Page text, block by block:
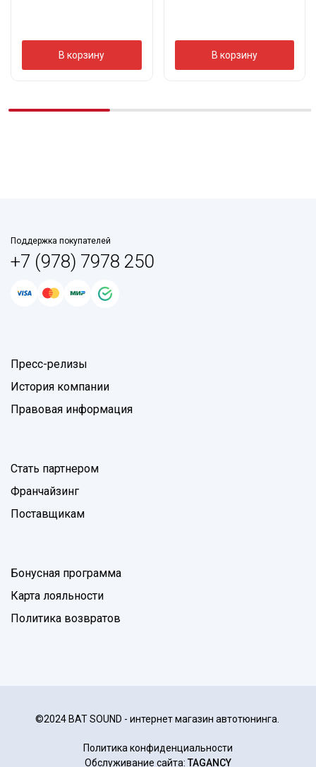
В корзину В корзину
Поддержка покупателей
+7 (978) 7978 250
Пресс-релизы
История компании
Правовая информация
Стать партнером
Франчайзинг
Поставщикам
Бонусная программа
Карта лояльности
Политика возвратов
©2024 BAT SOUND - интернет магазин автотюнинга.
Политика конфиденциальности
Обслуживание сайта: TAGANCY